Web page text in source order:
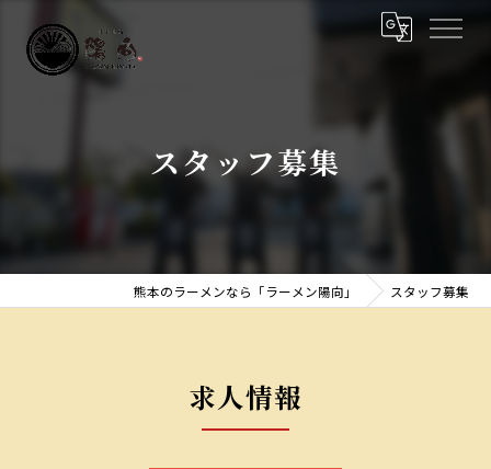
スタッフ募集
熊本のラーメンなら「ラーメン陽向」 スタッフ募集
求人情報